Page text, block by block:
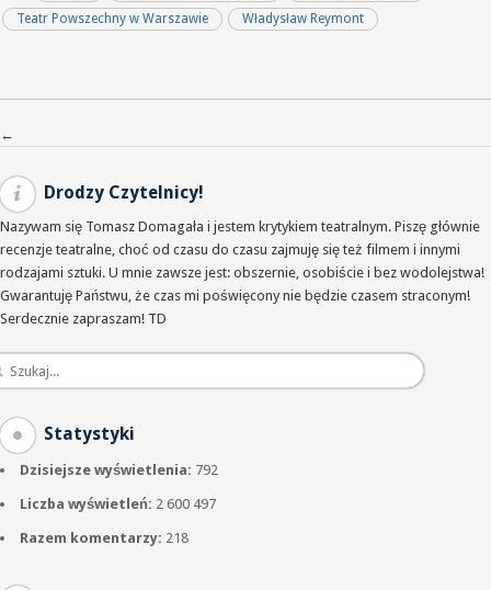
Teatr Powszechny w Warszawie
Władysław Reymont
Nawigacja po wpisach
←
Drodzy Czytelnicy!
Nazywam się Tomasz Domagała i jestem krytykiem teatralnym. Piszę głównie
recenzje teatralne, choć od czasu do czasu zajmuję się też filmem i innymi
rodzajami sztuki. U mnie zawsze jest: obszernie, osobiście i bez wodolejstwa!
Gwarantuję Państwu, że czas mi poświęcony nie będzie czasem straconym!
Serdecznie zapraszam! TD
Statystyki
Dzisiejsze wyświetlenia: 792
Liczba wyświetleń: 2 600 497
Razem komentarzy: 218